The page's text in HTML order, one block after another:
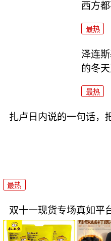
西方
最热
泽连
的冬
最热
扎卢日内说的一句话，
最热
双十一现货专场真如平